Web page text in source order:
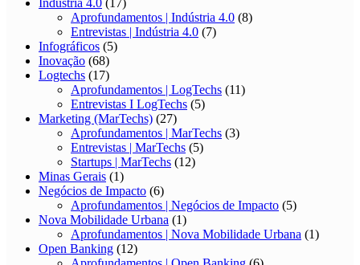
Aprofundamentos | Indústria 4.0 (8)
Entrevistas | Indústria 4.0 (7)
Infográficos (5)
Inovação (68)
Logtechs (17)
Aprofundamentos | LogTechs (11)
Entrevistas I LogTechs (5)
Marketing (MarTechs) (27)
Aprofundamentos | MarTechs (3)
Entrevistas | MarTechs (5)
Startups | MarTechs (12)
Minas Gerais (1)
Negócios de Impacto (6)
Aprofundamentos | Negócios de Impacto (5)
Nova Mobilidade Urbana (1)
Aprofundamentos | Nova Mobilidade Urbana (1)
Open Banking (12)